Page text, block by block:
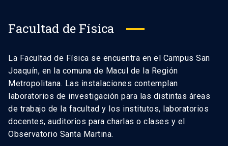
Facultad de Física
La Facultad de Física se encuentra en el Campus San
Joaquín, en la comuna de Macul de la Región
Metropolitana. Las instalaciones contemplan
laboratorios de investigación para las distintas áreas
de trabajo de la facultad y los institutos, laboratorios
docentes, auditorios para charlas o clases y el
Observatorio Santa Martina.